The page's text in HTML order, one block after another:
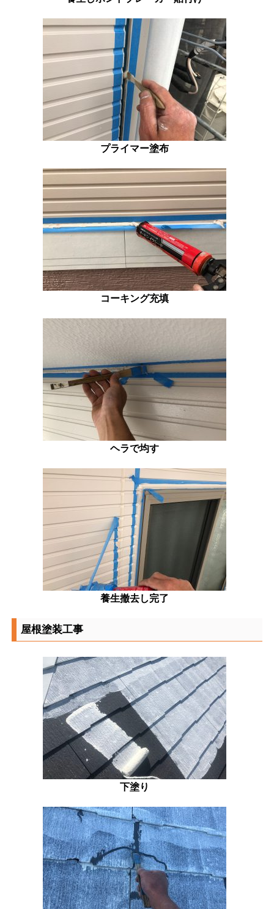
プライマー塗布
コーキング充填
ヘラで均す
養生撤去し完了
屋根塗装工事
下塗り